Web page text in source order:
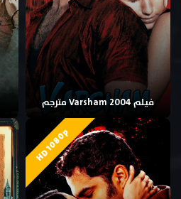
فيلم Varsham 2004 مترجم
HD 1080p